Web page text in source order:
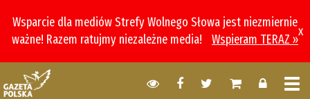
Wsparcie dla mediów Strefy Wolnego Słowa jest niezmiernie
ważne! Razem ratujmy niezależne media!
Wspieram TERAZ »
x